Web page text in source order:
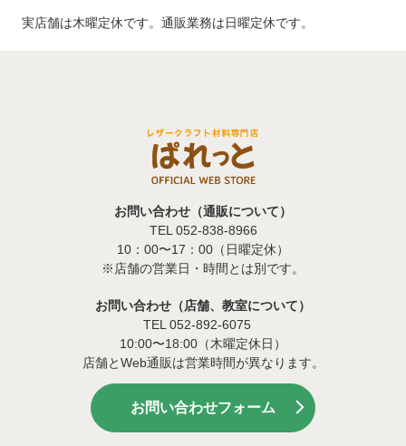
実店舗は木曜定休です。通販業務は日曜定休です。
お問い合わせ（通販について）
TEL 052-838-8966
10：00〜17：00（日曜定休）
※店舗の営業日・時間とは別です。
お問い合わせ（店舗、教室について）
TEL 052-892-6075
10:00〜18:00（木曜定休日）
店舗とWeb通販は営業時間が異なります。
お問い合わせフォーム